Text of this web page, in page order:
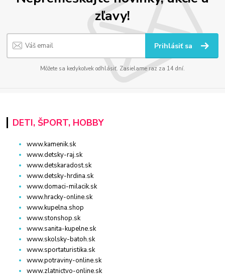
zľavy!
Prihlásiť sa
Môžete sa kedykoľvek odhlásiť. Zasielame raz za 14 dní.
DETI, ŠPORT, HOBBY
www.kamenik.sk
www.detsky-raj.sk
www.detskaradost.sk
www.detsky-hrdina.sk
www.domaci-milacik.sk
www.hracky-online.sk
www.kupelna.shop
www.stonshop.sk
www.sanita-kupelne.sk
www.skolsky-batoh.sk
www.sportaturistika.sk
www.potraviny-online.sk
www.zlatnictvo-online.sk